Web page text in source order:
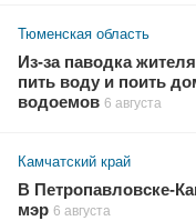
Тюменская область
Из-за паводка
пить воду и поить
водоемов 6 августа
Камчатский край
В Петропавловске-
мэр 6 августа